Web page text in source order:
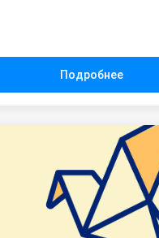
Подробнее